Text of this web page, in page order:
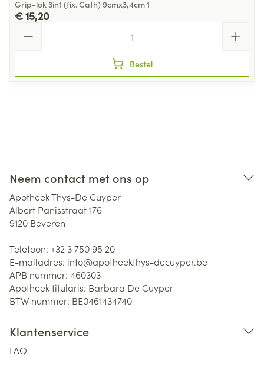
Grip-lok 3in1 (fix. Cath) 9cmx3,4cm 1
€ 15,20
Bestel
Neem contact met ons op
Apotheek Thys-De Cuyper
Albert Panisstraat 176
9120 Beveren
Telefoon: +32 3 750 95 20
E-mailadres: info@apotheekthys-decuyper.be
APB nummer: 460303
Apotheek titularis: Barbara De Cuyper
BTW nummer: BE0461434740
Klantenservice
FAQ